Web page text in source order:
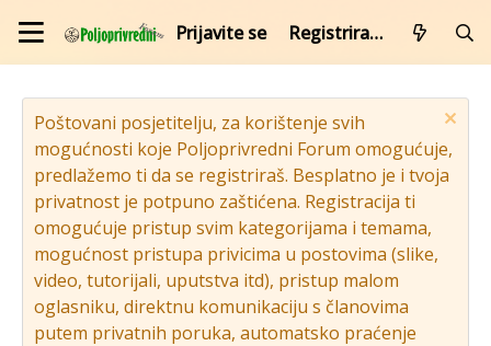
Prijavite se Registrirajte se
Poštovani posjetitelju, za korištenje svih
mogućnosti koje Poljoprivredni Forum omogućuje,
predlažemo ti da se registriraš. Besplatno je i tvoja
privatnost je potpuno zaštićena. Registracija ti
omogućuje pristup svim kategorijama i temama,
mogućnost pristupa privicima u postovima (slike,
video, tutorijali, uputstva itd), pristup malom
oglasniku, direktnu komunikaciju s članovima
putem privatnih poruka, automatsko praćenje